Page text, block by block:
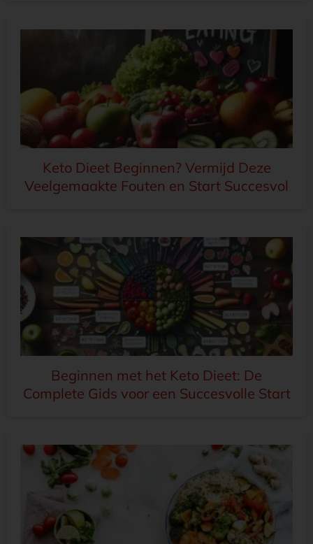
Keto Dieet Beginnen? Vermijd Deze
Veelgemaakte Fouten en Start Succesvol
Beginnen met het Keto Dieet: De
Complete Gids voor een Succesvolle Start